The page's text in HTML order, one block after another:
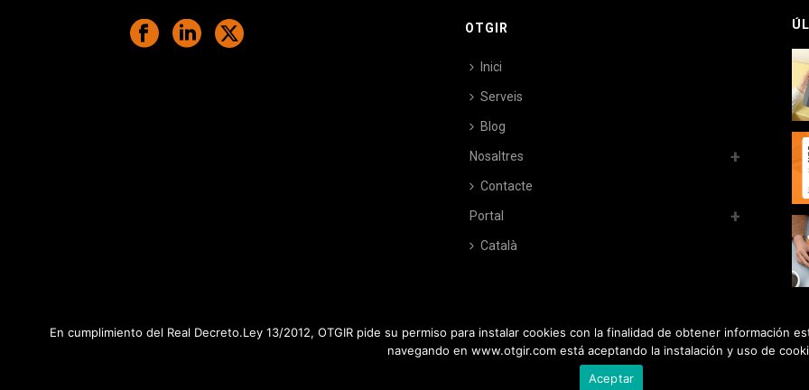
OTGIR
Inici
Serveis
Blog
Nosaltres
Contacte
Portal
Català
Política de privacitat
En cumplimiento del Real Decreto.Ley 13/2012, OTGIR pide su permiso para instalar cookies con la finalidad de obtener información
navegando en www.otgir.com está aceptando la instalación y uso de
Aceptar